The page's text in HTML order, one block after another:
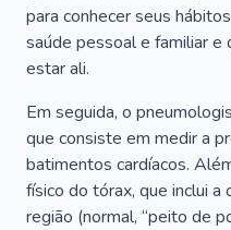
para conhecer seus
saúde pessoal e familiar e
estar ali.
Em seguida, o
que consiste em medir a
batimentos cardíacos.
físico do tórax, que inclui a
região (normal, “peito de